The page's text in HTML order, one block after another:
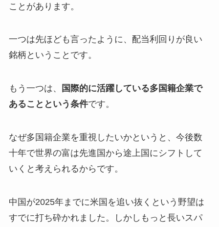
ことがあります。
一つは先ほども言ったように、配当利回りが良い
銘柄ということです。
もう一つは、
国際的に活躍している多国籍企業で
あることという条件です。
なぜ多国籍企業を重視したいかというと、今後数
十年で世界の富は先進国から途上国にシフトして
いくと考えられるからです。
中国が2025年までに米国を追い抜くという野望は
すでに打ち砕かれました。しかしもっと長いスパ